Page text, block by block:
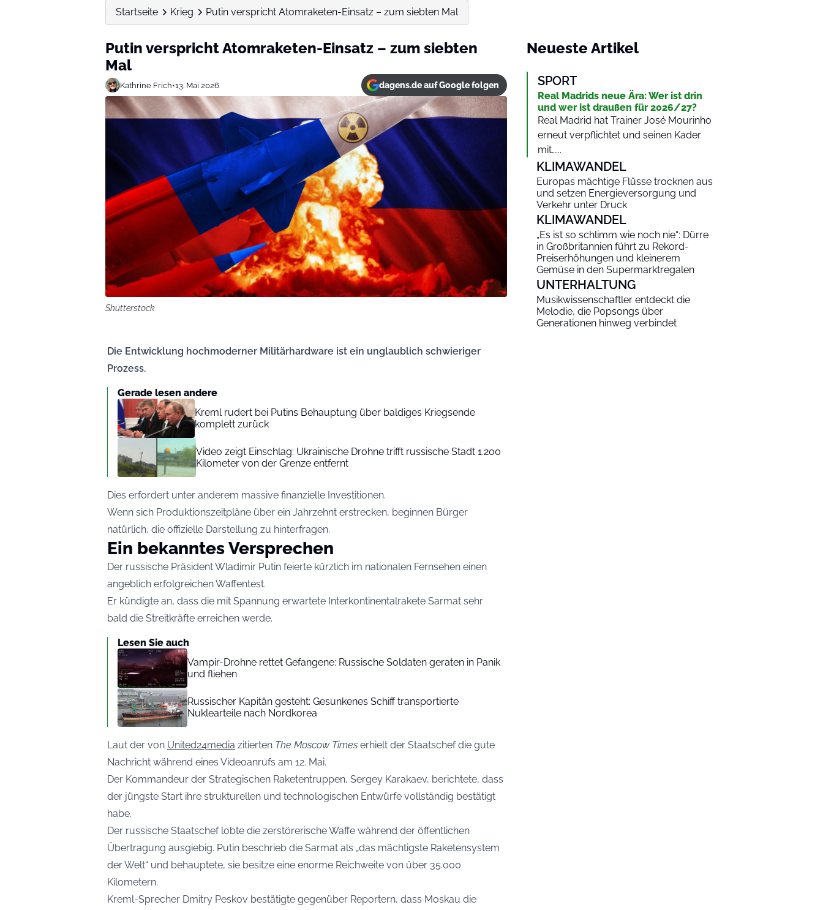
Startseite Krieg Putin verspricht Atomraketen-Einsatz – zum siebten Mal
Putin verspricht Atomraketen-Einsatz – zum siebten
Mal
Kathrine Frich•13. Mai 2026 dagens.de auf Google folgen
Shutterstock
Die Entwicklung hochmoderner Militärhardware ist ein unglaublich schwieriger
Prozess.
Gerade lesen andere
Kreml rudert bei Putins Behauptung über baldiges Kriegsende
komplett zurück
Video zeigt Einschlag: Ukrainische Drohne trifft russische Stadt 1.200
Kilometer von der Grenze entfernt
Dies erfordert unter anderem massive finanzielle Investitionen.
Wenn sich Produktionszeitpläne über ein Jahrzehnt erstrecken, beginnen Bürger
natürlich, die offizielle Darstellung zu hinterfragen.
Ein bekanntes Versprechen
Der russische Präsident Wladimir Putin feierte kürzlich im nationalen Fernsehen einen
angeblich erfolgreichen Waffentest.
Er kündigte an, dass die mit Spannung erwartete Interkontinentalrakete Sarmat sehr
bald die Streitkräfte erreichen werde.
Lesen Sie auch
Vampir-Drohne rettet Gefangene: Russische Soldaten geraten in Panik
und fliehen
Russischer Kapitän gesteht: Gesunkenes Schiff transportierte
Nuklearteile nach Nordkorea
Laut der von United24media zitierten The Moscow Times erhielt der Staatschef die gute
Nachricht während eines Videoanrufs am 12. Mai.
Der Kommandeur der Strategischen Raketentruppen, Sergey Karakaev, berichtete, dass
der jüngste Start ihre strukturellen und technologischen Entwürfe vollständig bestätigt
habe.
Der russische Staatschef lobte die zerstörerische Waffe während der öffentlichen
Übertragung ausgiebig. Putin beschrieb die Sarmat als „das mächtigste Raketensystem
der Welt“ und behauptete, sie besitze eine enorme Reichweite von über 35.000
Kilometern.
Kreml-Sprecher Dmitry Peskov bestätigte gegenüber Reportern, dass Moskau die
Neueste Artikel
SPORT
Real Madrids neue Ära: Wer ist drin
und wer ist draußen für 2026/27?
Real Madrid hat Trainer José Mourinho
erneut verpflichtet und seinen Kader
mit…...
KLIMAWANDEL
Europas mächtige Flüsse trocknen aus
und setzen Energieversorgung und
Verkehr unter Druck
KLIMAWANDEL
„Es ist so schlimm wie noch nie“: Dürre
in Großbritannien führt zu Rekord-
Preiserhöhungen und kleinerem
Gemüse in den Supermarktregalen
UNTERHALTUNG
Musikwissenschaftler entdeckt die
Melodie, die Popsongs über
Generationen hinweg verbindet